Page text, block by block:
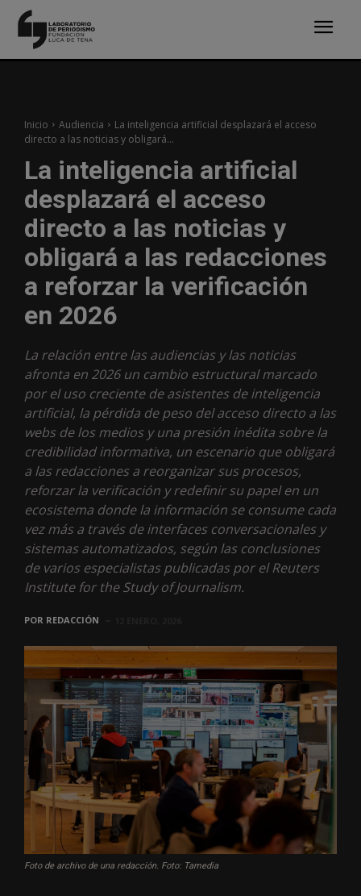
Inicio Audiencia
La inteligencia artificial desplazará el acceso
directo a las noticias y obligará...
La inteligencia artificial
desplazará el acceso
directo a las noticias y
obligará a las redacciones
a reforzar la verificación
en 2026
La relación entre las audiencias y las noticias
afronta en 2026 un cambio estructural marcado
por el uso creciente de asistentes de inteligencia
artificial, la pérdida de peso del acceso directo a las
webs de los medios y una presión inédita sobre la
credibilidad informativa, un escenario que obligará
a las redacciones a reorganizar sus procesos,
reforzar la verificación y redefinir su papel en un
ecosistema donde la información se consume cada
vez más a través de interfaces conversacionales y
sistemas automatizados, según las conclusiones
de varios especialistas publicadas por el Reuters
Institute for the Study of Journalism.
POR REDACCIÓN
Foto de archivo de una redacción. Foto: Tamedia